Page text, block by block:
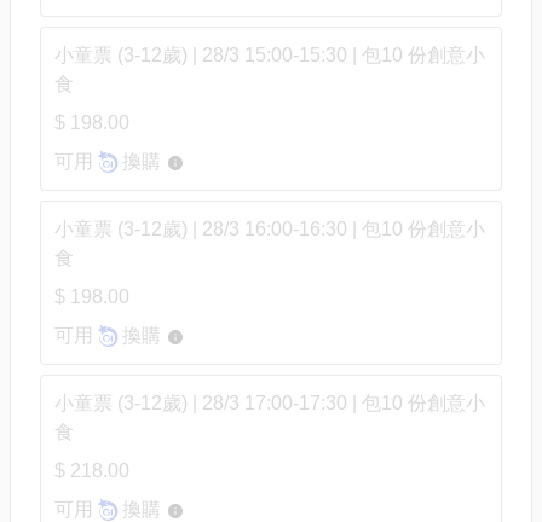
小童票 (3-12歲) | 28/3 15:00-15:30 | 包10 份創意小
食
$ 198.00
可用
換購
小童票 (3-12歲) | 28/3 16:00-16:30 | 包10 份創意小
食
$ 198.00
可用
換購
小童票 (3-12歲) | 28/3 17:00-17:30 | 包10 份創意小
食
$ 218.00
可用
換購